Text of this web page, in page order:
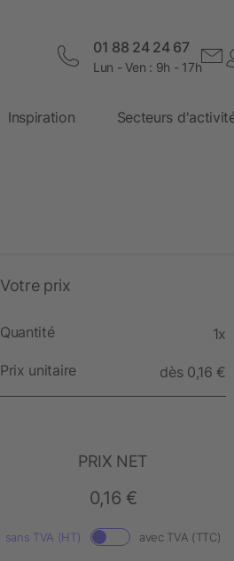
01 88 24 24 67
Lun - Ven : 9h - 17h
Inspiration Secteurs
Votre prix
Quantité 1x
Prix unitaire dès 0,16 €
PRIX NET
0,16 €
sans TVA (HT) avec TVA (TTC)